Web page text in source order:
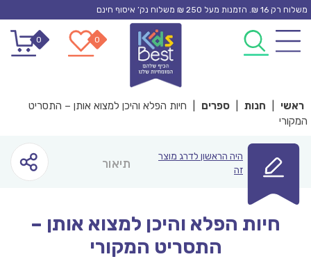
Skip
content
משלוח רק 16 ₪. הזמנות מעל 250 ₪ משלוח נק’ איסוף חינם
0
0
ראשי חנות ספרים
חיות הפלא והיכן למצוא אותן – התסריט
המקורי
היה הראשון לדרג מוצר
זה
תיאור
חיות הפלא והיכן למצוא אותן –
התסריט המקורי